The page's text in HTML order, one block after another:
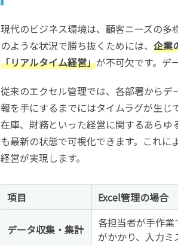
現代のビジネス環境は、顧客ニーズの多
のような状況で勝ち抜くためには、 企業
「リアルタイム経営」が不可欠です。デ
従来のエクセル管理では、各部署から
報を手にするまでにはタイムラグが生じ
在庫、財務といった経営に関するあら
も最新の状態で可視化できます。これ
経営が実現します。
項目 Excel管理の場合
データ収集・集計
各担当者が手作
がかかり、入力ミ